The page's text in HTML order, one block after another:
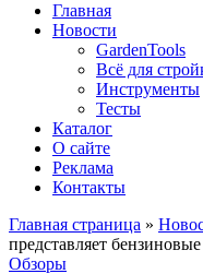
Главная
Новости
GardenTools
Всё для
Инструменты
Тесты
Каталог
О сайте
Реклама
Контакты
Главная страница »
представляет
Обзоры